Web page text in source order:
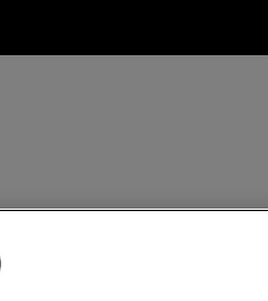
Muži Ženy Deti